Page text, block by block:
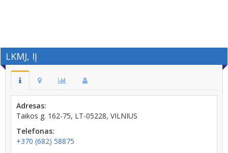
LKMJ, IĮ
Adresas:
Taikos g. 162-75, LT-05228, VILNIUS
Telefonas:
+370 (682) 58875